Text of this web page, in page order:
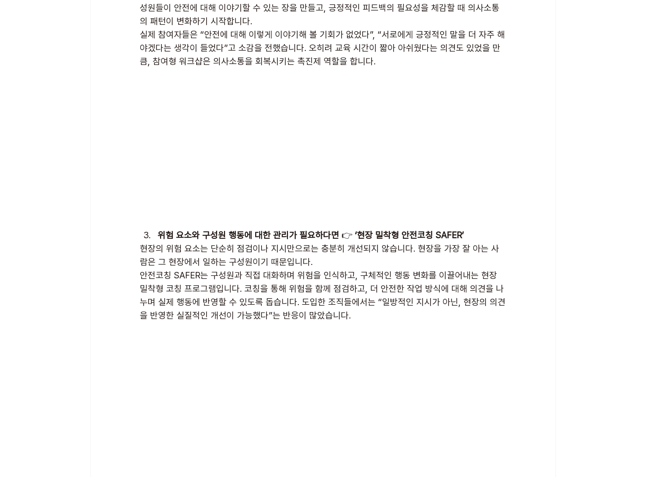
성원들이 안전에 대해 이야기할 수 있는 장을 만들고, 긍정적인 피드백의 필요성을 체감할 때 의사소통
의 패턴이 변화하기 시작합니다.
실제 참여자들은 “안전에 대해 이렇게 이야기해 볼 기회가 없었다”, “서로에게 긍정적인 말을 더 자주 해
야겠다는 생각이 들었다”고 소감을 전했습니다. 오히려 교육 시간이 짧아 아쉬웠다는 의견도 있었을 만
큼, 참여형 워크샵은 의사소통을 회복시키는 촉진제 역할을 합니다.
위험 요소와 구성원 행동에 대한 관리가 필요하다면 👉 ‘현장 밀착형 안전코칭 SAFER’
현장의 위험 요소는 단순히 점검이나 지시만으로는 충분히 개선되지 않습니다. 현장을 가장 잘 아는 사
람은 그 현장에서 일하는 구성원이기 때문입니다.
안전코칭 SAFER는 구성원과 직접 대화하며 위험을 인식하고, 구체적인 행동 변화를 이끌어내는 현장
밀착형 코칭 프로그램입니다. 코칭을 통해 위험을 함께 점검하고, 더 안전한 작업 방식에 대해 의견을 나
누며 실제 행동에 반영할 수 있도록 돕습니다. 도입한 조직들에서는 “일방적인 지시가 아닌, 현장의 의견
을 반영한 실질적인 개선이 가능했다”는 반응이 많았습니다.